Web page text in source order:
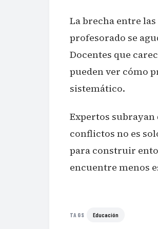
La brecha entre
profesorado se
Docentes que
pueden ver cómo
sistemático.
Expertos
conflictos no es
para construir
encuentre menos
TAGS Educación